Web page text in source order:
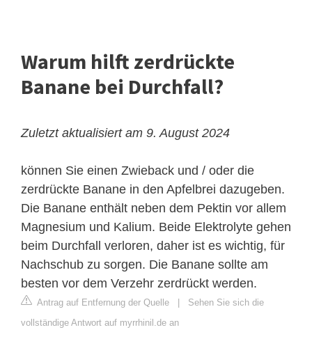
Warum hilft zerdrückte
Banane bei Durchfall?
Zuletzt aktualisiert am 9. August 2024
können Sie einen Zwieback und / oder die
zerdrückte Banane in den Apfelbrei dazugeben.
Die Banane enthält neben dem Pektin vor allem
Magnesium und Kalium. Beide Elektrolyte gehen
beim Durchfall verloren, daher ist es wichtig, für
Nachschub zu sorgen. Die Banane sollte am
besten vor dem Verzehr zerdrückt werden.
Antrag auf Entfernung der Quelle
Sehen Sie sich die
vollständige Antwort auf myrrhinil.de an